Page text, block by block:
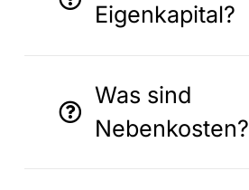
Eigenkapital?
Was sind
Nebenkosten?